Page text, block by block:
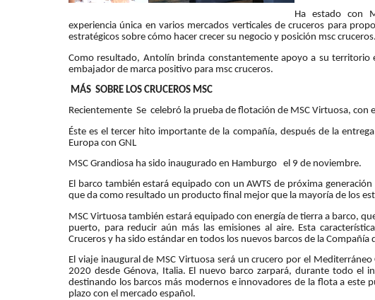
Ha estado con
experiencia única en varios mercados verticales de cruceros para
estratégicos sobre cómo hacer crecer su negocio y posición msc cruceros.
Como resultado, Antolín brinda constantemente apoyo a su territorio
embajador de marca positivo para msc cruceros.
MÁS SOBRE LOS CRUCEROS MSC
Recientemente Se celebró la prueba de flotación de MSC Virtuosa, con
Éste es el tercer hito importante de la compañía, después de la
Europa con GNL
MSC Grandiosa ha sido inaugurado en Hamburgo el 9 de noviembre.
El barco también estará equipado con un AWTS de próxima
que da como resultado un producto final mejor que la mayoría de los
MSC Virtuosa también estará equipado con energía de tierra a barco,
puerto, para reducir aún más las emisiones al aire. Esta
Cruceros y ha sido estándar en todos los nuevos barcos de la Compañía
El viaje inaugural de MSC Virtuosa será un crucero por el
2020 desde Génova, Italia. El nuevo barco zarpará, durante todo el
destinando los barcos más modernos e innovadores de la flota a
plazo con el mercado español.